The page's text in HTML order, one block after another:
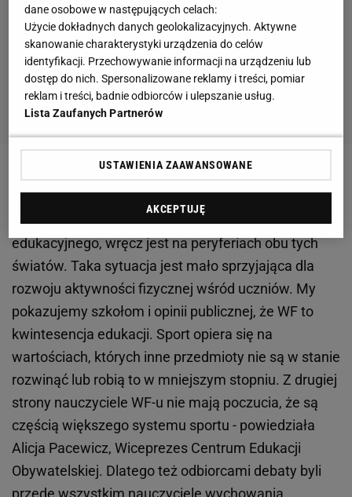
WF na przecięciu dwóch światów
- WF stoi pośrodku systemu sportowego i systemu
edukacyjnego, wręcz jest na peryferiach obu tych
światów. Taka sytuacja jest mało sprzyjająca dla
rozwoju aktywności fizycznej wśród uczniów. My
pokazujemy szkołom i opinii publicznej, że WF to
kwintesencja edukacji. Sport opiera się na
wartościach, których inne przedmioty nie są w stanie
rozwinąć lub robią to w mniejszym stopniu. Z drugiej
strony nauczyciele WF-u nie mają poczucia, że są
częścią większego systemu sportu - powiedziała
Alicja Pacewicz, Wiceprezes Centrum Edukacji
Obywatelskiej. Dlatego też odbiorcami debaty byli
przede wszystkim nauczyciele wychowania
dane osobowe w następujących celach:
Użycie dokładnych danych geolokalizacyjnych. Aktywne
skanowanie charakterystyki urządzenia do celów
identyfikacji. Przechowywanie informacji na urządzeniu lub
dostęp do nich. Spersonalizowane reklamy i treści, pomiar
reklam i treści, badnie odbiorców i ulepszanie usług.
Lista Zaufanych Partnerów
USTAWIENIA ZAAWANSOWANE
AKCEPTUJĘ